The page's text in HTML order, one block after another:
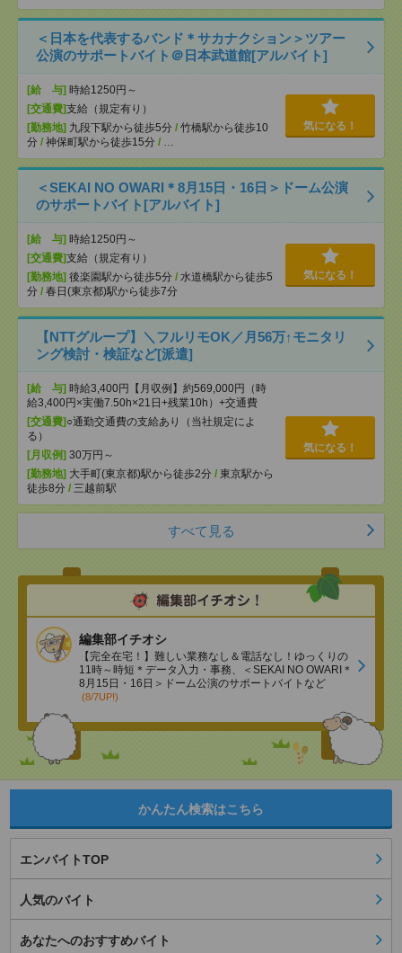
＜日本を代表するバンド＊サカナクション＞ツアー
公演のサポートバイト＠日本武道館[アルバイト]
[給 与] 時給1250円～
[交通費]支給（規定有り）
[勤務地] 九段下駅から徒歩5分 / 竹橋駅から徒歩10
分 / 神保町駅から徒歩15分 / …
気になる！
＜SEKAI NO OWARI＊8月15日・16日＞ドーム公演
のサポートバイト[アルバイト]
[給 与] 時給1250円～
[交通費]支給（規定有り）
[勤務地] 後楽園駅から徒歩5分 / 水道橋駅から徒歩5
分 / 春日(東京都)駅から徒歩7分
気になる！
【NTTグループ】＼フルリモOK／月56万↑モニタリ
ング検討・検証など[派遣]
[給 与] 時給3,400円【月収例】約569,000円（時
給3,400円×実働7.50h×21日+残業10h）+交通費
[交通費] ○通勤交通費の支給あり（当社規定によ
る）
[月収例] 30万円～
[勤務地] 大手町(東京都)駅から徒歩2分 / 東京駅から
徒歩8分 / 三越前駅
気になる！
すべて見る
編集部イチオシ
【完全在宅！】難しい業務なし＆電話なし！ゆっくりの
11時～時短＊データ入力・事務、＜SEKAI NO OWARI＊
8月15日・16日＞ドーム公演のサポートバイトなど
(8/7UP!)
かんたん検索はこちら
エンバイトTOP
人気のバイト
あなたへのおすすめバイト